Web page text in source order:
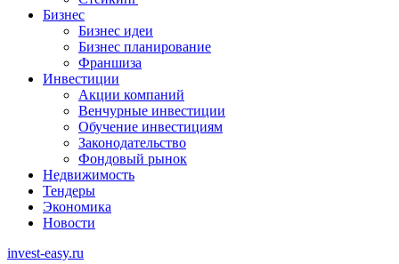
Бизнес
Бизнес идеи
Бизнес планирование
Франшиза
Инвестиции
Акции компаний
Венчурные инвестиции
Обучение инвестициям
Законодательство
Фондовый рынок
Недвижимость
Тендеры
Экономика
Новости
invest-easy.ru